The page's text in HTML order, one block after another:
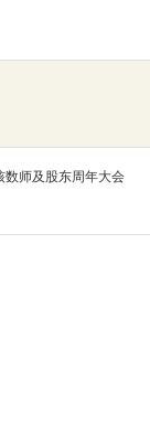
数师及股东周年大会